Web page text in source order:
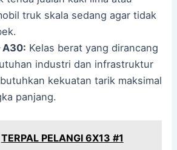
truk skala sedang agar tidak
A30: Kelas berat yang dirancang
industri dan infrastruktur
kekuatan tarik maksimal
panjang.
TERPAL PELANGI 6X13 #1